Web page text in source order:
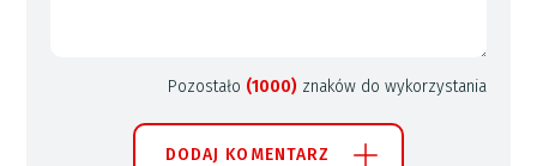
Pozostało (1000) znaków do wykorzystania
DODAJ KOMENTARZ